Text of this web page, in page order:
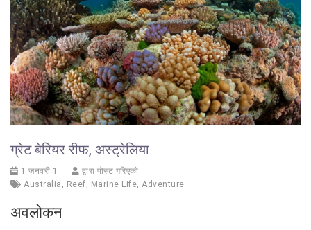
ग्रेट बेरियर रीफ, अस्ट्रेलिया
1 जनवरी 1
द्वारा पोस्ट गरिएको
Australia , Reef, Marine Life, Adventure
अवलोकन